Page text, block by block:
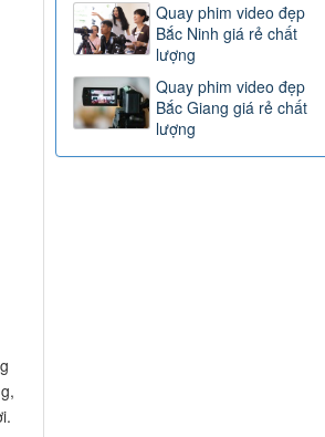
Quay phim video đẹp
Bắc Ninh giá rẻ chất
lượng
Quay phim video đẹp
Bắc Giang giá rẻ chất
lượng